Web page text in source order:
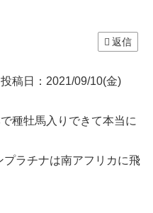
返信
投稿日：2021/09/10(金)
種牡馬入りできて本当に
ラチナは南アフリカに飛